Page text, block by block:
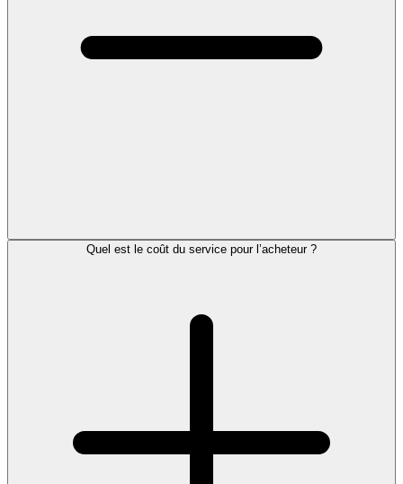
Quel est le coût du service pour l’acheteur ?